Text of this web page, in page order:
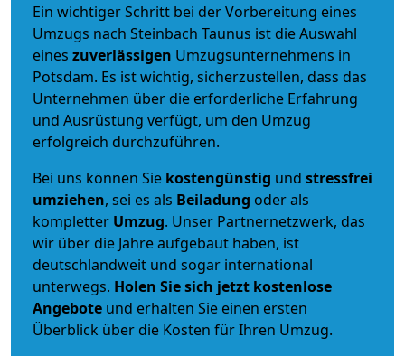
Ein wichtiger Schritt bei der Vorbereitung eines
Umzugs nach Steinbach Taunus ist die Auswahl
eines zuverlässigen Umzugsunternehmens in
Potsdam. Es ist wichtig, sicherzustellen, dass das
Unternehmen über die erforderliche Erfahrung
und Ausrüstung verfügt, um den Umzug
erfolgreich durchzuführen.
Bei uns können Sie kostengünstig und stressfrei
umziehen, sei es als Beiladung oder als
kompletter Umzug. Unser Partnernetzwerk, das
wir über die Jahre aufgebaut haben, ist
deutschlandweit und sogar international
unterwegs. Holen Sie sich jetzt kostenlose
Angebote und erhalten Sie einen ersten
Überblick über die Kosten für Ihren Umzug.